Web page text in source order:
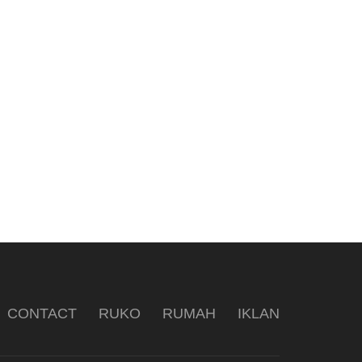
CONTACT RUKO RUMAH IKLAN